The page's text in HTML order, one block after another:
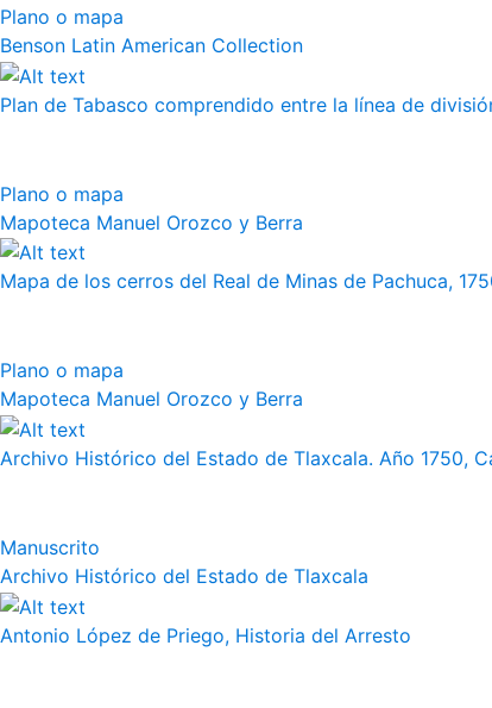
Plano o mapa
Benson Latin American Collection
Plan de Tabasco comprendido entre la línea de
Plano o mapa
Mapoteca Manuel Orozco y Berra
Mapa de los cerros del Real de Minas de Pachuca,
Plano o mapa
Mapoteca Manuel Orozco y Berra
Archivo Histórico del Estado de Tlaxcala. Año 1750,
Manuscrito
Archivo Histórico del Estado de Tlaxcala
Antonio López de Priego, Historia del Arresto